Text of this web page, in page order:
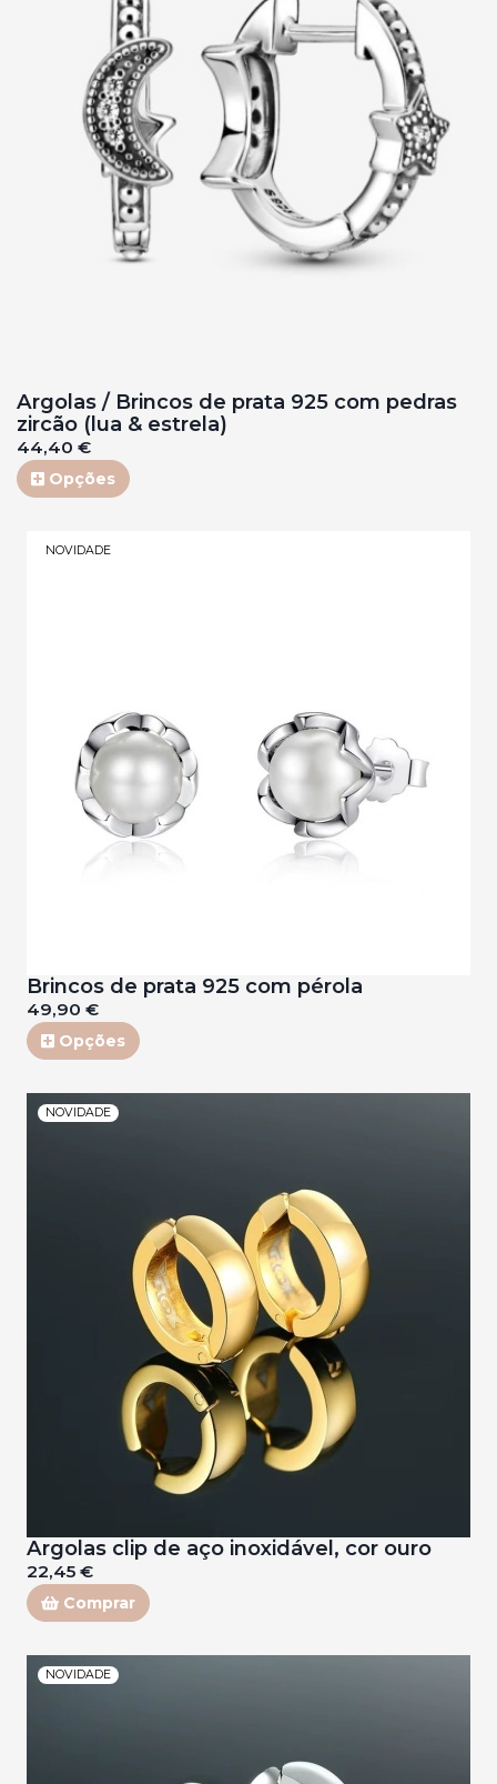
Argolas / Brincos de prata 925 com pedras
zircão (lua & estrela)
44,40 €
Opções
NOVIDADE
Brincos de prata 925 com pérola
49,90 €
Opções
NOVIDADE
Argolas clip de aço inoxidável, cor ouro
22,45 €
Comprar
NOVIDADE